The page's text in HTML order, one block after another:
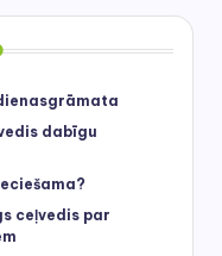
dabīgu
ceļvedis par